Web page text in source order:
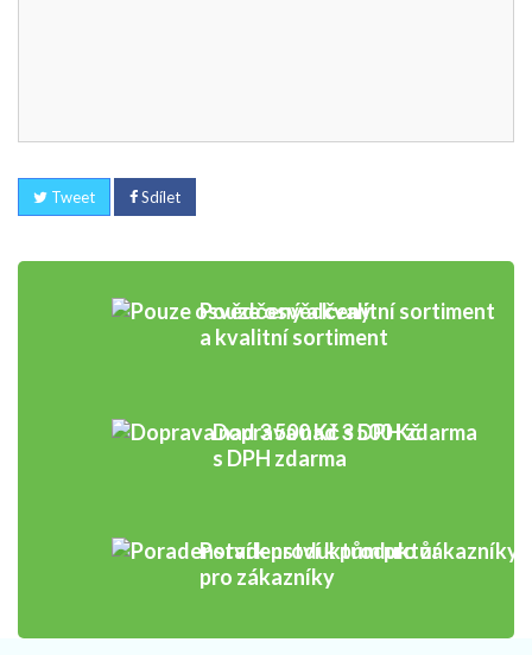
Tweet Sdílet
Pouze osvědčený
a kvalitní sortiment
Doprava nad 3 500 Kč
s DPH zdarma
Poradenství k produktům
pro zákazníky